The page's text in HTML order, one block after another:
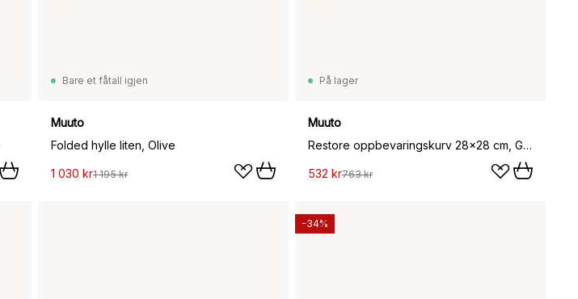
Bare et fåtall igjen
Muuto
Folded hylle liten, Olive
1 030 kr1 195 kr
På lager
Muuto
Restore oppbevaringskurv 28x28 cm, Grey mélange
532 kr763 kr
-34%